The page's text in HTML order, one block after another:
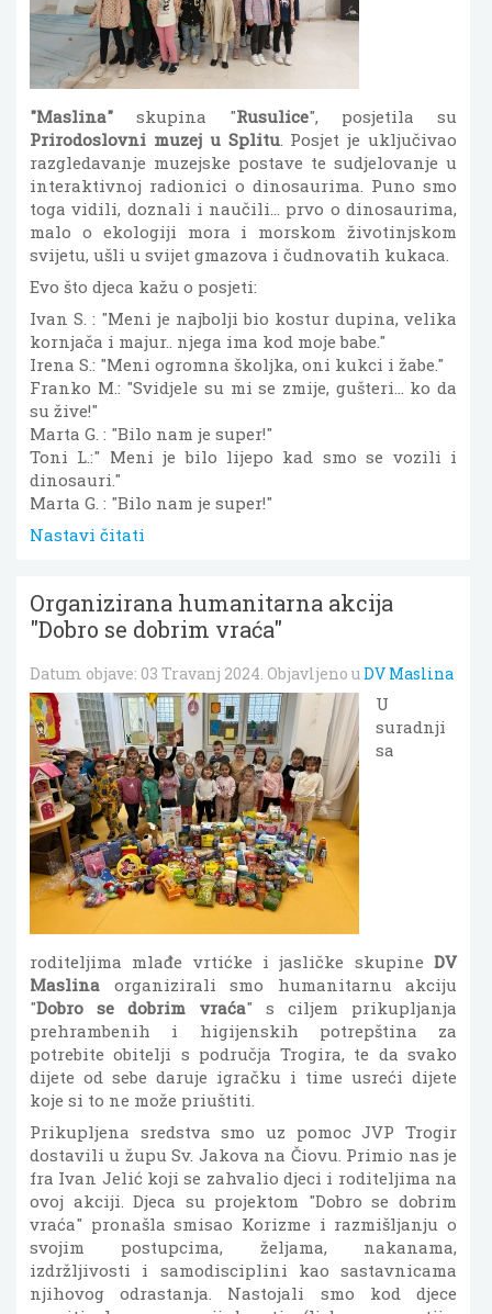
"Maslina" skupina "Rusulice", posjetila su
Prirodoslovni muzej u Splitu. Posjet je uključivao
razgledavanje muzejske postave te sudjelovanje u
interaktivnoj radionici o dinosaurima. Puno smo
toga vidili, doznali i naučili... prvo o dinosaurima,
malo o ekologiji mora i morskom životinjskom
svijetu, ušli u svijet gmazova i čudnovatih kukaca.
Evo što djeca kažu o posjeti:
Ivan S. : "Meni je najbolji bio kostur dupina, velika
kornjača i majur.. njega ima kod moje babe."
Irena S.: "Meni ogromna školjka, oni kukci i žabe."
Franko M.: "Svidjele su mi se zmije, gušteri… ko da
su žive!"
Marta G. : "Bilo nam je super!"
Toni L.:" Meni je bilo lijepo kad smo se vozili i
dinosauri."
Marta G. : "Bilo nam je super!"
Nastavi čitati
Organizirana humanitarna akcija
"Dobro se dobrim vraća"
Datum objave: 03 Travanj 2024. Objavljeno uDV Maslina
U
suradnji
sa
roditeljima mlađe vrtićke i jasličke skupine DV
Maslina organizirali smo humanitarnu akciju
"Dobro se dobrim vraća" s ciljem prikupljanja
prehrambenih i higijenskih potrepština za
potrebite obitelji s područja Trogira, te da svako
dijete od sebe daruje igračku i time usreći dijete
koje si to ne može priuštiti.
Prikupljena sredstva smo uz pomoc JVP Trogir
dostavili u župu Sv. Jakova na Čiovu. Primio nas je
fra Ivan Jelić koji se zahvalio djeci i roditeljima na
ovoj akciji. Djeca su projektom "Dobro se dobrim
vraća" pronašla smisao Korizme i razmišljanju o
svojim postupcima, željama, nakanama,
izdržljivosti i samodisciplini kao sastavnicama
njihovog odrastanja. Nastojali smo kod djece